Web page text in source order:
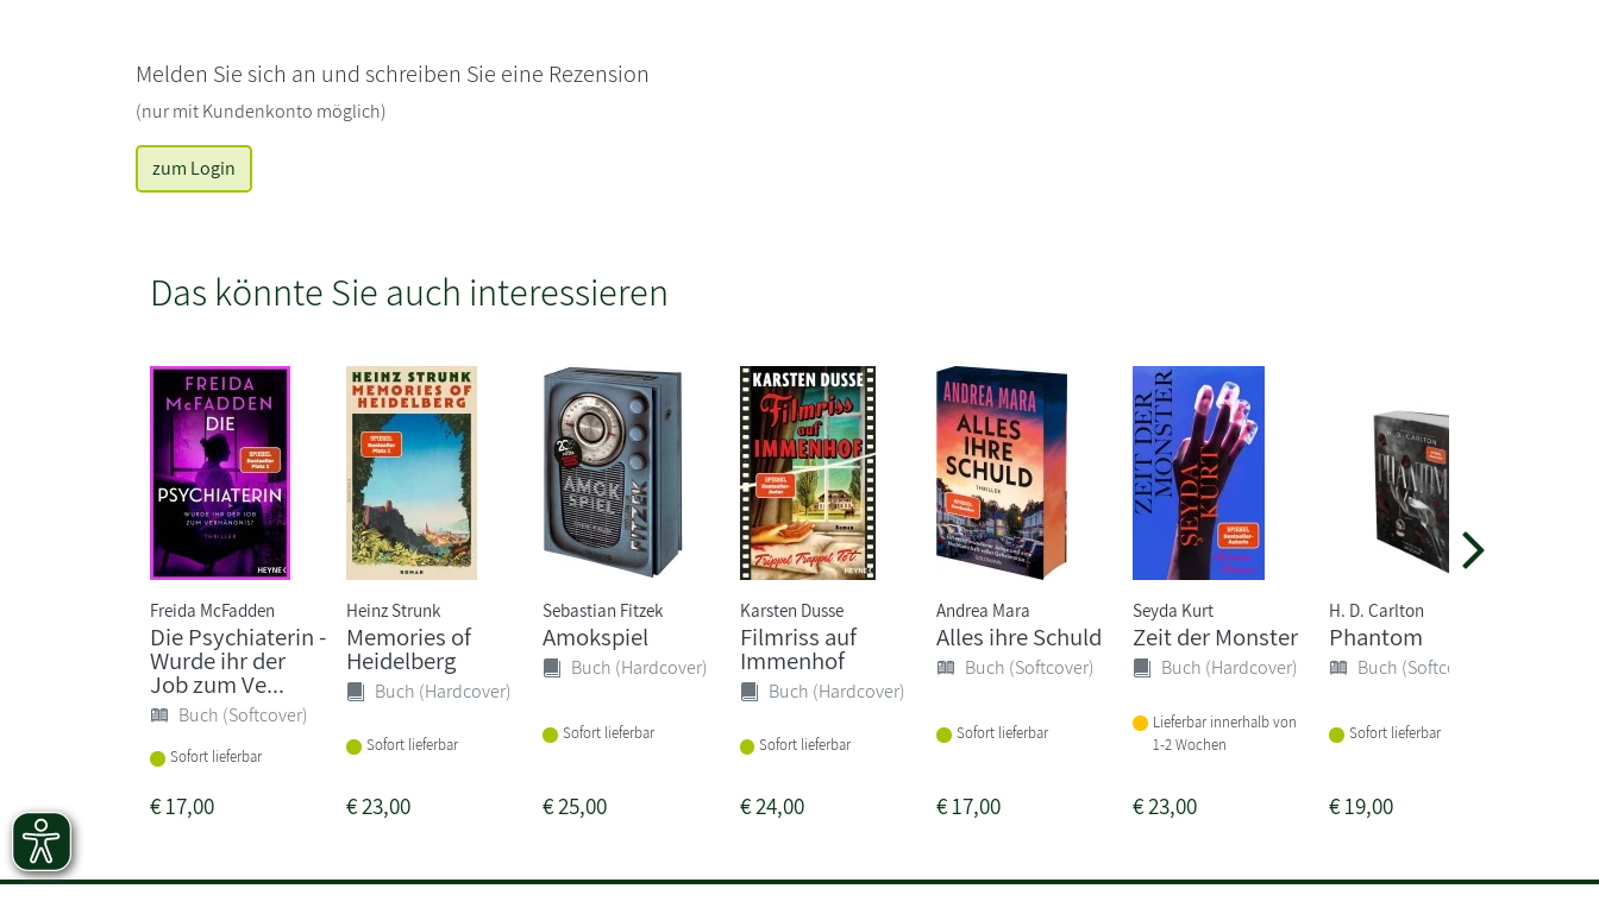
Melden Sie sich an und schreiben Sie eine Rezension
(nur mit Kundenkonto möglich)
zum Login
Das könnte Sie auch interessieren
Freida McFadden
Die Psychiaterin -
Wurde ihr der
Job zum Ve...
Buch (Softcover)
Sofort lieferbar
€17,00
Heinz Strunk
Memories of
Heidelberg
Buch (Hardcover)
Sofort lieferbar
€23,00
Sebastian Fitzek
Amokspiel
Buch (Hardcover)
Sofort lieferbar
€25,00
Karsten Dusse
Filmriss auf
Immenhof
Buch (Hardcover)
Sofort lieferbar
€24,00
Andrea Mara
Alles ihre Schuld
Buch (Softcover)
Sofort lieferbar
€17,00
Seyda Kurt
Zeit der Monster
Buch (Hardcover)
Lieferbar innerhalb von
1-2 Wochen
€23,00
H. D. Carlton
Phantom
Buch (Softcover)
Sofort lieferbar
€19,00